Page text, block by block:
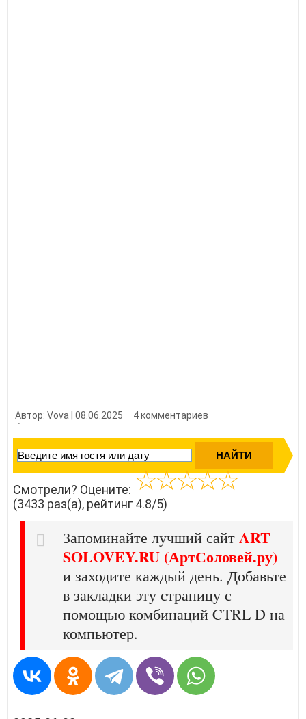
Автор: Vova | 08.06.2025
4 комментариев
Смотрели? Оцените:
(3433 раз(а), рейтинг 4.8/5)
Запоминайте лучший сайт ART
SOLOVEY.RU (АртСоловей.ру)
и заходите каждый день. Добавьте
в закладки эту страницу с
помощью комбинаций CTRL D на
компьютер.